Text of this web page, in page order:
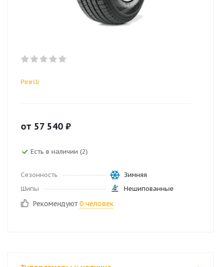
Pirelli
от 57 540 ₽
Есть в наличии (2)
Сезонность
Зимняя
Шипы
Нешипованные
Рекомендуют 0 человек